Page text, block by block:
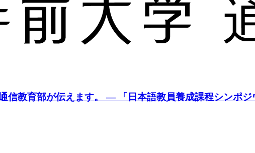
信教育部が伝えます。 — 「日本語教員養成課程シンポ